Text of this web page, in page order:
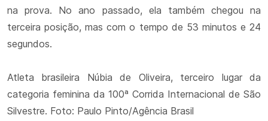
na prova. No ano passado, ela também chegou na
terceira posição, mas com o tempo de 53 minutos e 24
segundos.
Atleta brasileira Núbia de Oliveira, terceiro lugar da
categoria feminina da 100ª Corrida Internacional de São
Silvestre. Foto: Paulo Pinto/Agência Brasil